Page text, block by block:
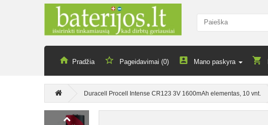
Pradžia Pageidavimai (0) Mano paskyra
Duracell Procell Intense CR123 3V 1600mAh elementas, 10 vnt.